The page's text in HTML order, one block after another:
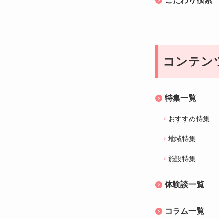
コンテン
特集一覧
おすすめ特集
地域特集
施設特集
体験談一覧
コラム一覧